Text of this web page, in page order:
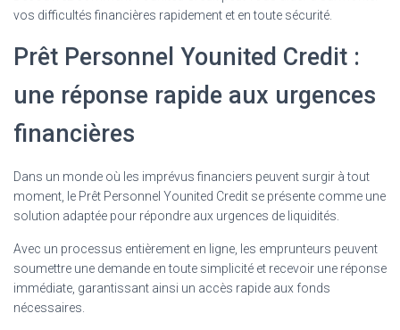
vos difficultés financières rapidement et en toute sécurité.
Prêt Personnel Younited Credit :
une réponse rapide aux urgences
financières
Dans un monde où les imprévus financiers peuvent surgir à tout
moment, le Prêt Personnel Younited Credit se présente comme une
solution adaptée pour répondre aux urgences de liquidités.
Avec un processus entièrement en ligne, les emprunteurs peuvent
soumettre une demande en toute simplicité et recevoir une réponse
immédiate, garantissant ainsi un accès rapide aux fonds
nécessaires.